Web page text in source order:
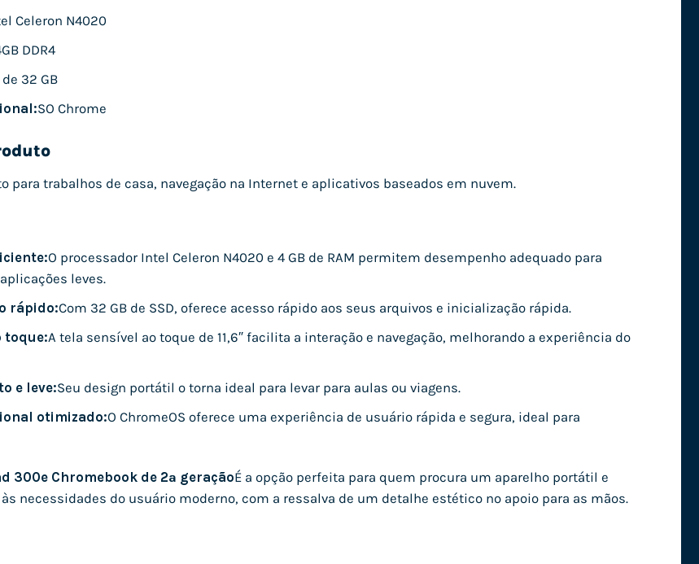
Celeron N4020
DDR4
de 32 GB
SO Chrome
para trabalhos de casa, navegação na Internet e aplicativos baseados em nuvem.
O processador Intel Celeron N4020 e 4 GB de RAM permitem desempenho adequado para
leves.
rápido:Com 32 GB de SSD, oferece acesso rápido aos seus arquivos e inicialização rápida.
toque:A tela sensível ao toque de 11,6″ facilita a interação e navegação, melhorando a experiência do
e leve:Seu design portátil o torna ideal para levar para aulas ou viagens.
otimizado:O ChromeOS oferece uma experiência de usuário rápida e segura, ideal para
300e Chromebook de 2ª geraçãoÉ a opção perfeita para quem procura um aparelho portátil e
necessidades do usuário moderno, com a ressalva de um detalhe estético no apoio para as mãos.